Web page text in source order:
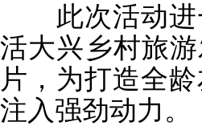
此次活动进
活大兴乡村旅
片，为打造全
注入强劲动力。